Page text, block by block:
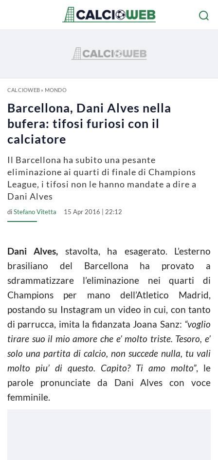
CALCIOWEB» MONDO
Barcellona, Dani Alves nella
bufera: tifosi furiosi con il
calciatore
Il Barcellona ha subito una pesante
eliminazione ai quarti di finale di Champions
League, i tifosi non le hanno mandate a dire a
Dani Alves
diStefano Vitetta 15 Apr 2016 | 22:12
Dani Alves, stavolta, ha esagerato. L’esterno
brasiliano del Barcellona ha provato a
sdrammatizzare l’eliminazione nei quarti di
Champions per mano dell’Atletico Madrid,
postando su Instagram un video in cui, con tanto
di parrucca, imita la fidanzata Joana Sanz: “voglio
tirare suo il mio amore che e’ molto triste. Tesoro, e’
solo una partita di calcio, non succede nulla, tu vali
molto piu’ di questo. Capito? Ti amo molto”, le
parole pronunciate da Dani Alves con voce
femminile.